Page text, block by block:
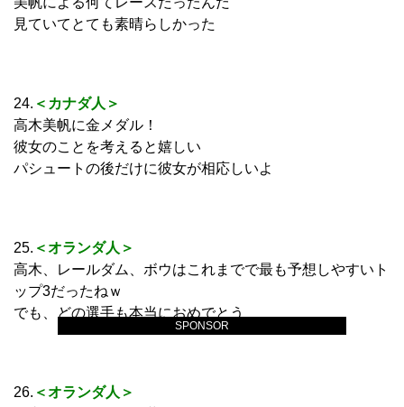
SPONSOR
見ていてとても素晴らしかった
24. ＜カナダ人＞
高木美帆に金メダル！
彼女のことを考えると嬉しい
パシュートの後だけに彼女が相応しいよ
25. ＜オランダ人＞
高木、レールダム、ボウはこれまでで最も予想しやすいト
ップ3だったねｗ
でも、どの選手も本当におめでとう
26. ＜オランダ人＞